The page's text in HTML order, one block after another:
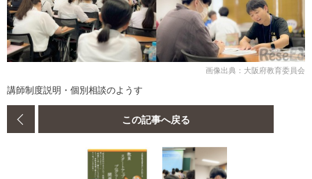
画像出典：大阪府教育委員会
講師制度説明・個別相談のようす
この記事へ戻る